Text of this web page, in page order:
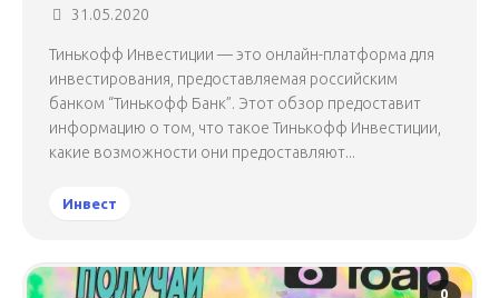
31.05.2020
Тинькофф Инвестиции — это онлайн-платформа для
инвестирования, предоставляемая российским
банком “Тинькофф Банк”. Этот обзор предоставит
информацию о том, что такое Тинькофф Инвестиции,
какие возможности они предоставляют...
Инвест
0